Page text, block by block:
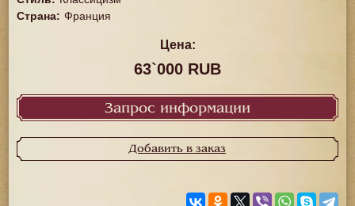
Страна: Франция
Цена:
63`000 RUB
Запрос информации
Добавить в заказ